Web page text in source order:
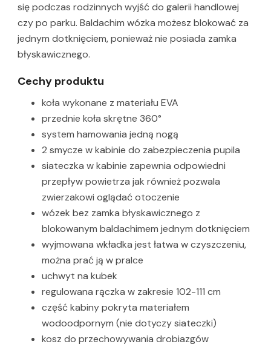
się podczas rodzinnych wyjść do galerii handlowej
czy po parku. Baldachim wózka możesz blokować za
jednym dotknięciem, ponieważ nie posiada zamka
błyskawicznego.
Cechy produktu
koła wykonane z materiału EVA
przednie koła skrętne 360°
system hamowania jedną nogą
2 smycze w kabinie do zabezpieczenia pupila
siateczka w kabinie zapewnia odpowiedni
przepływ powietrza jak również pozwala
zwierzakowi oglądać otoczenie
wózek bez zamka błyskawicznego z
blokowanym baldachimem jednym dotknięciem
wyjmowana wkładka jest łatwa w czyszczeniu,
można prać ją w pralce
uchwyt na kubek
regulowana rączka w zakresie 102-111 cm
część kabiny pokryta materiałem
wodoodpornym (nie dotyczy siateczki)
kosz do przechowywania drobiazgów